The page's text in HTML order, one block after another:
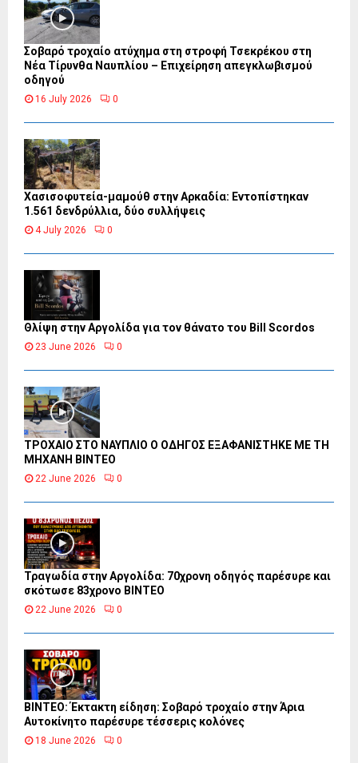
Σοβαρό τροχαίο ατύχημα στη στροφή Τσεκρέκου στη
Νέα Τίρυνθα Ναυπλίου – Επιχείρηση απεγκλωβισμού
οδηγού
16 July 2026 0
Χασισοφυτεία-μαμούθ στην Αρκαδία: Εντοπίστηκαν
1.561 δενδρύλλια, δύο συλλήψεις
4 July 2026 0
Θλίψη στην Αργολίδα για τον θάνατο του Bill Scordos
23 June 2026 0
ΤΡΟΧΑΙΟ ΣΤΟ ΝΑΥΠΛΙΟ Ο ΟΔΗΓΟΣ ΕΞΑΦΑΝΙΣΤΗΚΕ ΜΕ ΤΗ
ΜΗΧΑΝΗ ΒΙΝΤΕΟ
22 June 2026 0
Τραγωδία στην Αργολίδα: 70χρονη οδηγός παρέσυρε και
σκότωσε 83χρονο ΒΙΝΤΕΟ
22 June 2026 0
ΒΙΝΤΕΟ: Έκτακτη είδηση: Σοβαρό τροχαίο στην Άρια
Αυτοκίνητο παρέσυρε τέσσερις κολόνες
18 June 2026 0